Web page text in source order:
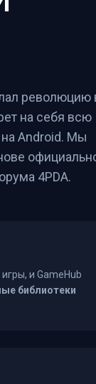
революцию
на себя всю
на Android. Мы
4PDA.
и GameHub
библиотеки